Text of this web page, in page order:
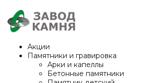
Акции
Памятники и гравировка
Арки и капеллы
Бетонные памятники